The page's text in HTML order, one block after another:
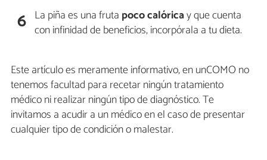
6 La piña es una fruta poco calóricay que cuenta
con infinidad de beneficios, incorpórala a tu dieta.
Este artículo es meramente informativo, en unCOMO no
tenemos facultad para recetar ningún tratamiento
médico ni realizar ningún tipo de diagnóstico. Te
invitamos a acudir a un médico en el caso de presentar
cualquier tipo de condición o malestar.